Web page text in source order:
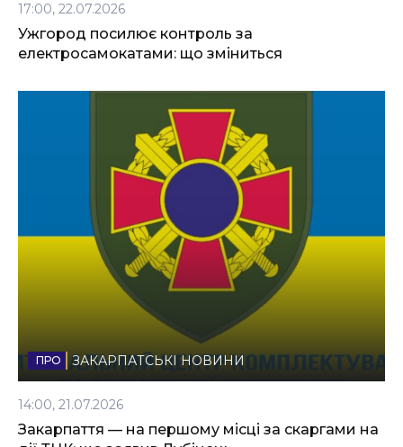
17:00, 22.07.2026
Ужгород посилює контроль за
електросамокатами: що зміниться
ЗАКАРПАТСЬКІ НОВИНИ
14:00, 21.07.2026
Закарпаття — на першому місці за скаргами на